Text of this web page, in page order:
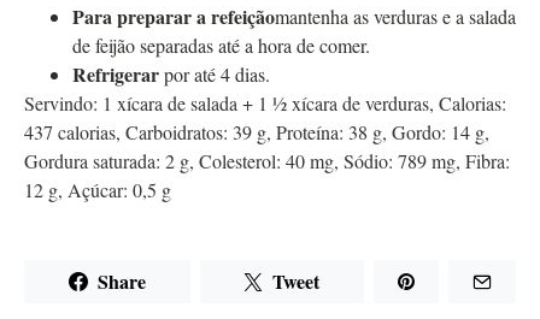
Para preparar a refeiçãomantenha as verduras e a salada
de feijão separadas até a hora de comer.
Refrigerarpor até 4 dias.
Servindo: 1 xícara de salada + 1 ½ xícara de verduras, Calorias:
437 calorias, Carboidratos: 39 g, Proteína: 38 g, Gordo: 14 g,
Gordura saturada: 2 g, Colesterol: 40mg, Sódio: 789mg, Fibra:
12 g, Açúcar: 0,5 g
Share Tweet